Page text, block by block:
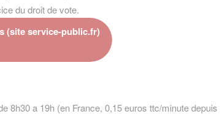
du droit de vote.
(site service-public.fr)
8h30 a 19h (en France, 0,15 euros ttc/minute depuis